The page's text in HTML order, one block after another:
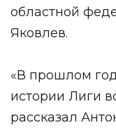
областной
Яковлев.
«В прошлом
истории Лиги
рассказал